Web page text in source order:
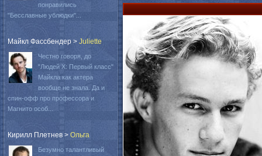
понравились
"Бесславные ублюдки"...
Майкл Фассбендер > Juliette
Честно говоря, до
"Людей Х: Первый класс"
Майкла как актера
вообще не знала. Да и
спин-офф про профессора и
Магнито особ...
Кирилл Плетнев > Oльга
Безумно талантливый